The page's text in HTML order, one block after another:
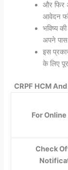
और फिर
आवेदन
भविष्य
अपने
इस
के लिए
CRPF HCM
For
Check